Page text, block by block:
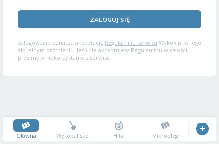
ZALOGUJ SIĘ
Zalogowanie oznacza akceptację Regulaminu serwisu Wykop.pl w jego
aktualnym brzmieniu. Jeśli nie akceptujesz Regulaminu w całości,
prosimy o niekorzystanie z serwisu.
Główna Wykopalisko Hity Mikroblog